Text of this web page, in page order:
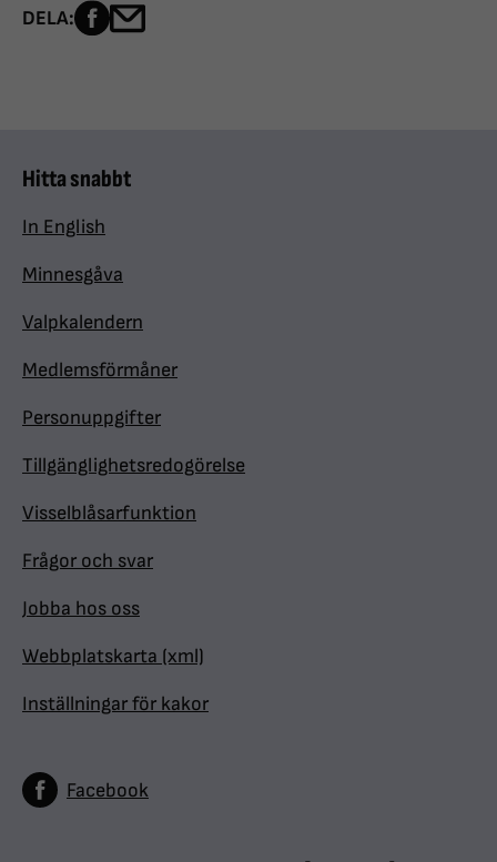
DELA: Dela sidan på Facebook
Hitta snabbt
In English
Minnesgåva
Valpkalendern
Medlemsförmåner
Personuppgifter
Tillgänglighetsredogörelse
Visselblåsarfunktion
Frågor och svar
Jobba hos oss
Webbplatskarta (xml)
Inställningar för kakor
Facebook